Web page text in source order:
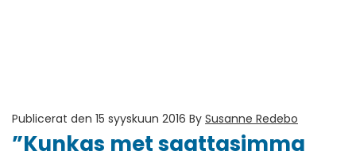
Publicerat den 15 syyskuun 2016 By Susanne Redebo
”Kunkas met saattasimma